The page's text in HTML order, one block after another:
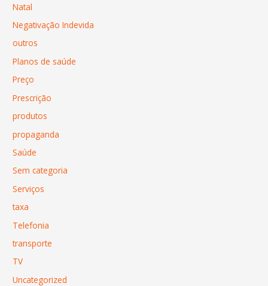
Natal
Negativação Indevida
outros
Planos de saúde
Preço
Prescrição
produtos
propaganda
Saúde
Sem categoria
Serviços
taxa
Telefonia
transporte
TV
Uncategorized